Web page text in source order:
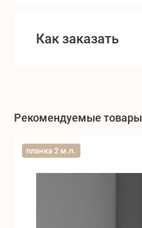
Как заказать
Рекомендуемые товары
планка 2 м.п.